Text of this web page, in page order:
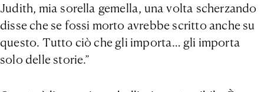
Judith, mia sorella gemella, una volta scherzando
disse che se fossi morto avrebbe scritto anche su
questo. Tutto ciò che gli importa… gli importa
solo delle storie.”